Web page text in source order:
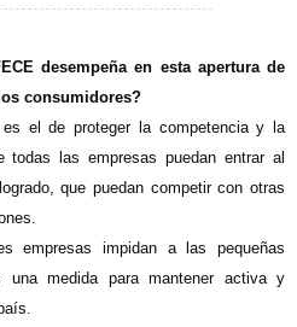
desempeña en esta apertura de
consumidores?
es el de proteger la competencia y la
todas las empresas puedan entrar al
que puedan competir con otras
empresas impidan a las pequeñas
medida para mantener activa y